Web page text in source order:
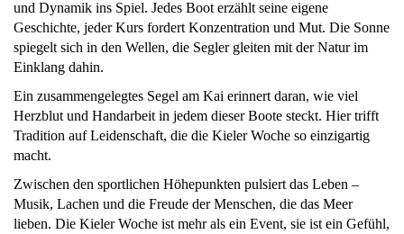
und Dynamik ins Spiel. Jedes Boot erzählt seine eigene
Geschichte, jeder Kurs fordert Konzentration und Mut. Die Sonne
spiegelt sich in den Wellen, die Segler gleiten mit der Natur im
Einklang dahin.
Ein zusammengelegtes Segel am Kai erinnert daran, wie viel
Herzblut und Handarbeit in jedem dieser Boote steckt. Hier trifft
Tradition auf Leidenschaft, die die Kieler Woche so einzigartig
macht.
Zwischen den sportlichen Höhepunkten pulsiert das Leben –
Musik, Lachen und die Freude der Menschen, die das Meer
lieben. Die Kieler Woche ist mehr als ein Event, sie ist ein Gefühl,